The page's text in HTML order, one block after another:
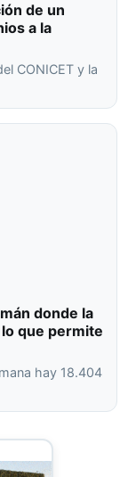
de un
a la
CONICET y la
donde la
que permite
hay 18.404